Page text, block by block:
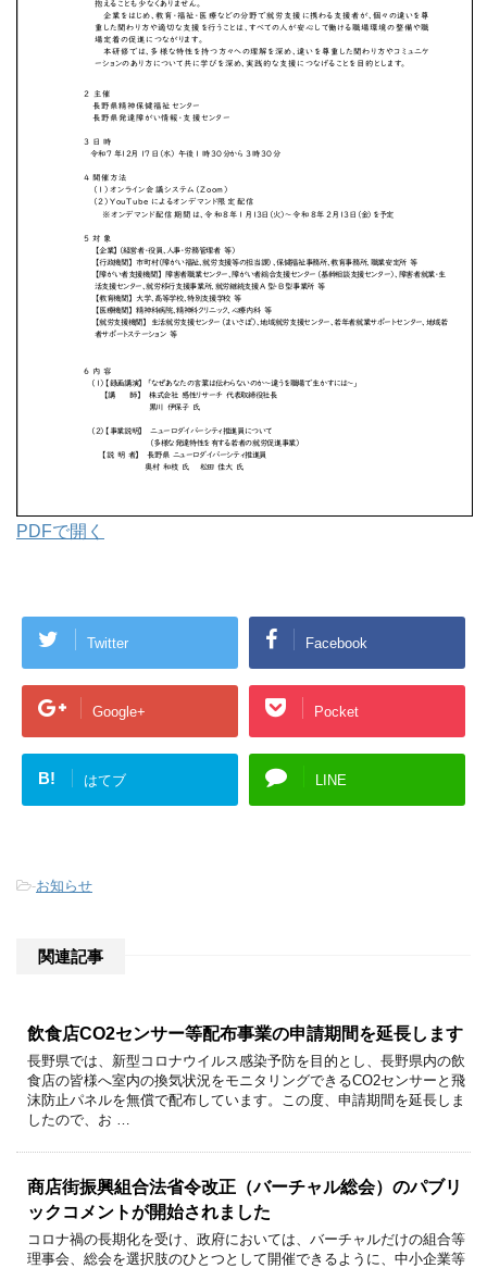
PDFで開く
Twitter Facebook
Google+ Pocket
B! はてブ LINE
-お知らせ
関連記事
飲食店CO2センサー等配布事業の申請期間を延長します
長野県では、新型コロナウイルス感染予防を目的とし、長野県内の飲
食店の皆様へ室内の換気状況をモニタリングできるCO2センサーと飛
沫防止パネルを無償で配布しています。この度、申請期間を延長しま
したので、お …
商店街振興組合法省令改正（バーチャル総会）のパブリ
ックコメントが開始されました
コロナ禍の長期化を受け、政府においては、バーチャルだけの組合等
理事会、総会を選択肢のひとつとして開催できるように、中小企業等